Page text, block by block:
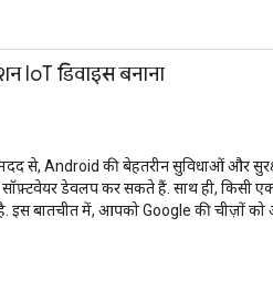
IoT डिवाइस बनाना
से, Android की बेहतरीन सुविधाओं और
डेवलप कर सकते हैं. साथ ही, किसी एक
इस बातचीत में, आपको Google की चीज़ों